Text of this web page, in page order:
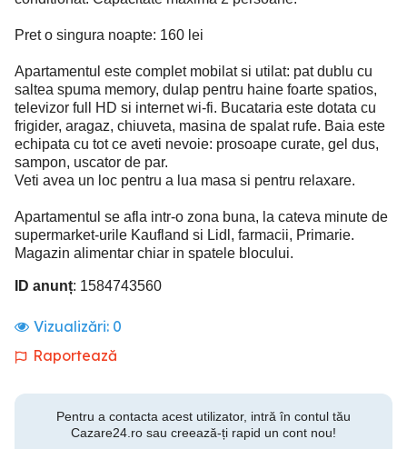
Pret o singura noapte: 160 lei
Apartamentul este complet mobilat si utilat: pat dublu cu
saltea spuma memory, dulap pentru haine foarte spatios,
televizor full HD si internet wi-fi. Bucataria este dotata cu
frigider, aragaz, chiuveta, masina de spalat rufe. Baia este
echipata cu tot ce aveti nevoie: prosoape curate, gel dus,
sampon, uscator de par.
Veti avea un loc pentru a lua masa si pentru relaxare.
Apartamentul se afla intr-o zona buna, la cateva minute de
supermarket-urile Kaufland si Lidl, farmacii, Primarie.
Magazin alimentar chiar in spatele blocului.
ID anunț: 1584743560
Vizualizări: 0
Raportează
Pentru a contacta acest utilizator, intră în contul tău
Cazare24.ro sau creează-ți rapid un cont nou!